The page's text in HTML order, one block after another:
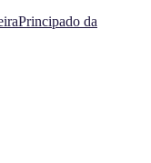
Principado da